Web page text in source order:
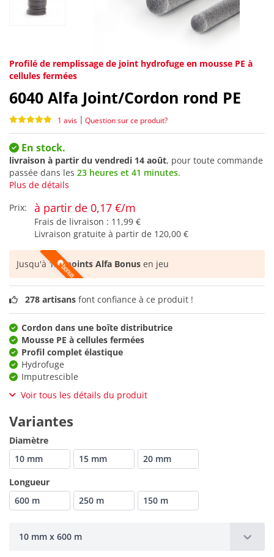
Profilé de remplissage de joint hydrofuge en mousse PE à
cellules fermées
6040 Alfa Joint/Cordon rond PE
1 avis | Question sur ce produit?
En stock.
livraison à partir du vendredi 14 août, pour toute commande
passée dans les 23 heures et 41 minutes.
Plus de détails
Prix:
à partir de 0,17 €/m
Frais de livraison : 11,99 €
Livraison gratuite à partir de 120,00 €
Jusqu'à126 points Alfa Bonus en jeu
278 artisans font confiance à ce produit !
Cordon dans une boîte distributrice
Mousse PE à cellules fermées
Profil complet élastique
Hydrofuge
Imputrescible
Voir tous les détails du produit
Variantes
Diamètre
10 mm
15 mm
20 mm
Longueur
600 m
250 m 150 m
10 mm x 600 m